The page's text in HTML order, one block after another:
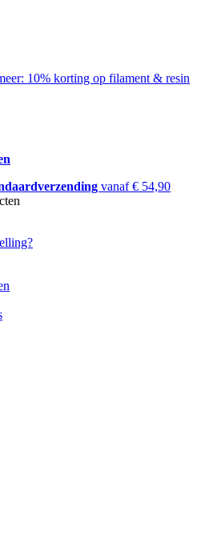
​​10% korting op filament & resin
vanaf € 54,90